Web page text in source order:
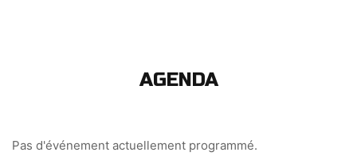
AGENDA
Pas d'événement actuellement programmé.